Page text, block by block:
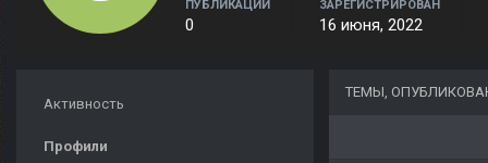
ПУБЛИКАЦИЙ
0
ЗАРЕГИСТРИРОВАН
16 июня, 2022
Активность
Профили
ТЕМЫ,